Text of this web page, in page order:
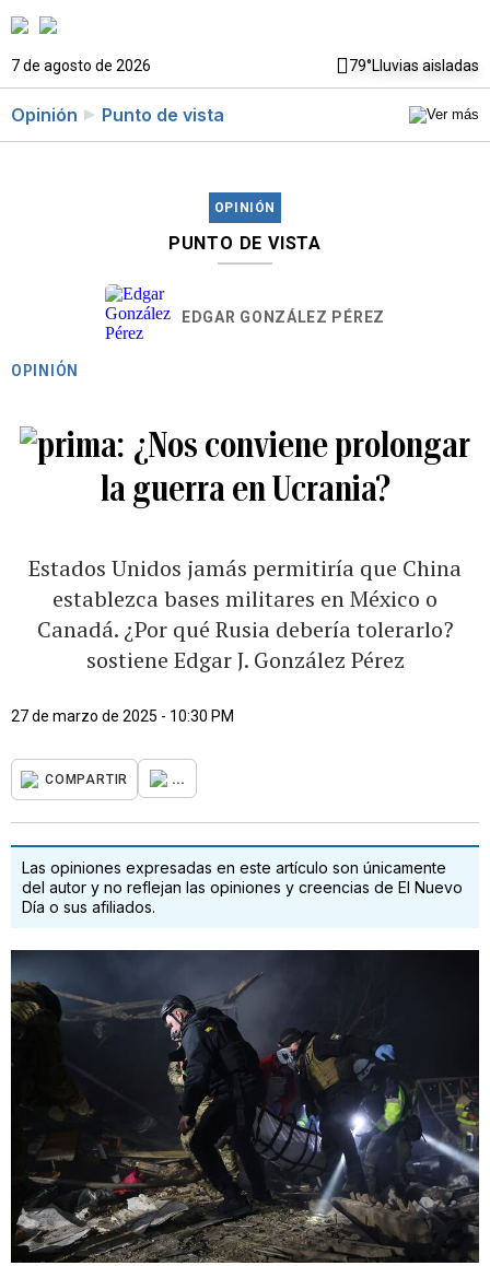
7 de agosto de 2026 79°Lluvias aisladas
Opinión Punto de vista
OPINIÓN
PUNTO DE VISTA
EDGAR GONZÁLEZ PÉREZ
OPINIÓN
¿Nos conviene prolongar
la guerra en Ucrania?
Estados Unidos jamás permitiría que China
establezca bases militares en México o
Canadá. ¿Por qué Rusia debería tolerarlo?
sostiene Edgar J. González Pérez
27 de marzo de 2025 - 10:30 PM
COMPARTIR ...
Las opiniones expresadas en este artículo son únicamente
del autor y no reflejan las opiniones y creencias de El Nuevo
Día o sus afiliados.